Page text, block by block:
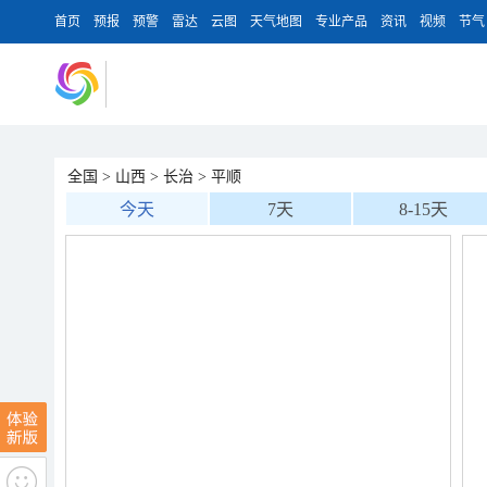
首页 预报 预警 雷达 云图 天气地图 专业产品 资讯 视频 节气
全国 > 山西 > 长治 > 平顺
今天 7天 8-15天